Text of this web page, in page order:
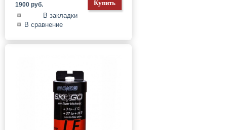
1900 руб.
В закладки
В сравнение